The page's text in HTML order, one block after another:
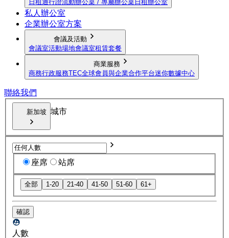
日租通行證流動辦公桌 / 專屬辦公桌 日租辦公室
私人辦公室
企業辦公室方案
會議及活動
會議室活動場地會議室租賃套餐
商業服務
商務行政服務TEC全球會員與企業合作平台迷你數據中心
聯絡我們
新加坡 城市
座席 站席
全部 1-20 21-40 41-50 51-60 61+
確認
人數